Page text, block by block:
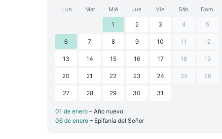
Lun Mar Mié Jue Vie Sáb Dom
1 2 3 4 5
6 7 8 9 10 11 12
13 14 15 16 17 18 19
20 21 22 23 24 25 26
27 28 29 30 31
01 de enero – Año nuevo
06 de enero – Epifanía del Señor